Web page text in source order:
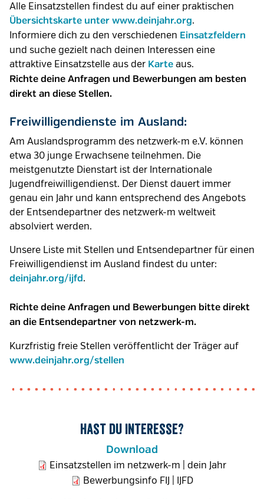
Alle Einsatzstellen findest du auf einer praktischen
Übersichtskarte unter www.deinjahr.org.
Informiere dich zu den verschiedenen Einsatzfeldern
und suche gezielt nach deinen Interessen eine
attraktive Einsatzstelle aus der Karte aus.
Richte deine Anfragen und Bewerbungen am besten
direkt an diese Stellen.
Freiwilligendienste im Ausland:
Am Auslandsprogramm des netzwerk-m e.V. können
etwa 30 junge Erwachsene teilnehmen. Die
meistgenutzte Dienstart ist der Internationale
Jugendfreiwilligendienst. Der Dienst dauert immer
genau ein Jahr und kann entsprechend des Angebots
der Entsendepartner des netzwerk-m weltweit
absolviert werden.
Unsere Liste mit Stellen und Entsendepartner für einen
Freiwilligendienst im Ausland findest du unter:
deinjahr.org/ijfd .
Richte deine Anfragen und Bewerbungen bitte direkt
an die Entsendepartner von netzwerk-m.
Kurzfristig freie Stellen veröffentlicht der Träger auf
www.deinjahr.org/stellen
Hast du Interesse?
Download
Einsatzstellen im netzwerk-m | dein Jahr
Bewerbungsinfo FIJ | IJFD